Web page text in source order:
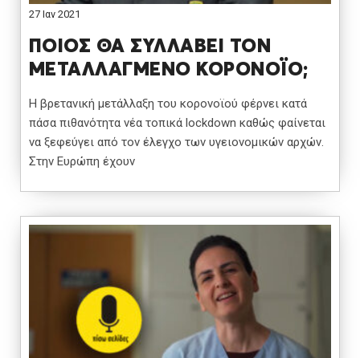
27 Ιαν 2021
ΠΟΙΟΣ ΘΑ ΣΥΛΛΑΒΕΙ ΤΟΝ
ΜΕΤΑΛΛΑΓΜΕΝΟ ΚΟΡΟΝΟΪΟ;
Η βρετανική μετάλλαξη του κορονοϊού φέρνει κατά
πάσα πιθανότητα νέα τοπικά lockdown καθώς φαίνεται
να ξεφεύγει από τον έλεγχο των υγειονομικών αρχών.
Στην Ευρώπη έχουν